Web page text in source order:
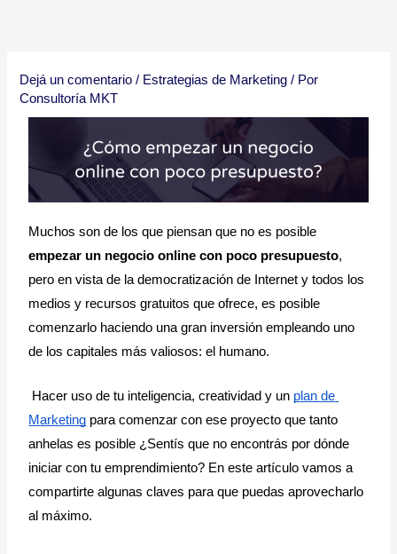
Dejá un comentario / Estrategias de Marketing / Por
Consultoría MKT
Muchos son de los que piensan que no es posible
empezar un negocio online con poco presupuesto,
pero en vista de la democratización de Internet y todos los
medios y recursos gratuitos que ofrece, es posible
comenzarlo haciendo una gran inversión empleando uno
de los capitales más valiosos: el humano.
Hacer uso de tu inteligencia, creatividad y un plan de
Marketing para comenzar con ese proyecto que tanto
anhelas es posible ¿Sentís que no encontrás por dónde
iniciar con tu emprendimiento? En este artículo vamos a
compartirte algunas claves para que puedas aprovecharlo
al máximo.